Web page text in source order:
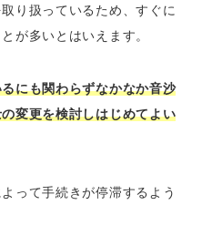
り扱っているため、すぐに
が多いとはいえます。
にも関わらずなかなか音沙
変更を検討しはじめてよい
って手続きが停滞するよう